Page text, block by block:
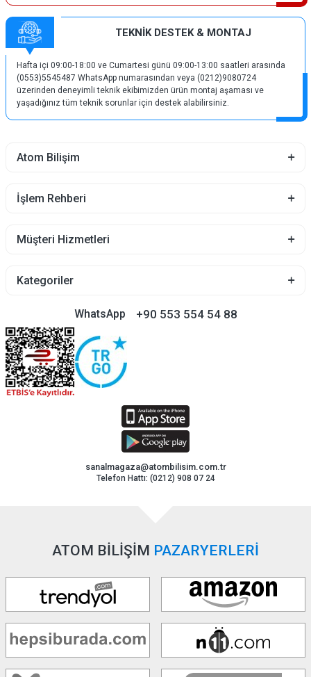
TEKNİK DESTEK & MONTAJ
Hafta içi 09:00-18:00 ve Cumartesi günü 09:00-13:00 saatleri arasında
(0553)5545487 WhatsApp numarasından veya (0212)9080724
üzerinden deneyimli teknik ekibimizden ürün montaj aşaması ve
yaşadığınız tüm teknik sorunlar için destek alabilirsiniz.
Atom Bilişim
İşlem Rehberi
Müşteri Hizmetleri
Kategoriler
WhatsApp +90 553 554 54 88
sanalmagaza@atombilisim.com.tr
Telefon Hattı: (0212) 908 07 24
ATOM BİLİŞİM PAZARYERLERİ